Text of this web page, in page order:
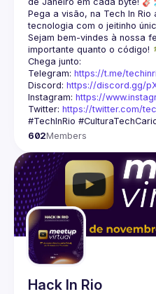
Pega a visão, na Tech In
Sejam bem-vindes à nossa
Telegram: https://t.me/
Discord: https://discord.gg/
Instagram: https://
Twitter: https://twitter.com/
602Members
Hack In Rio